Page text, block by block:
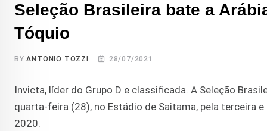
Seleção Brasileira bate a
Tóquio
BYANTONIO TOZZI 28/07/2021
Invicta, líder do Grupo D e classificada. A Seleção
quarta-feira (28), no Estádio de Saitama, pela terceira
2020.